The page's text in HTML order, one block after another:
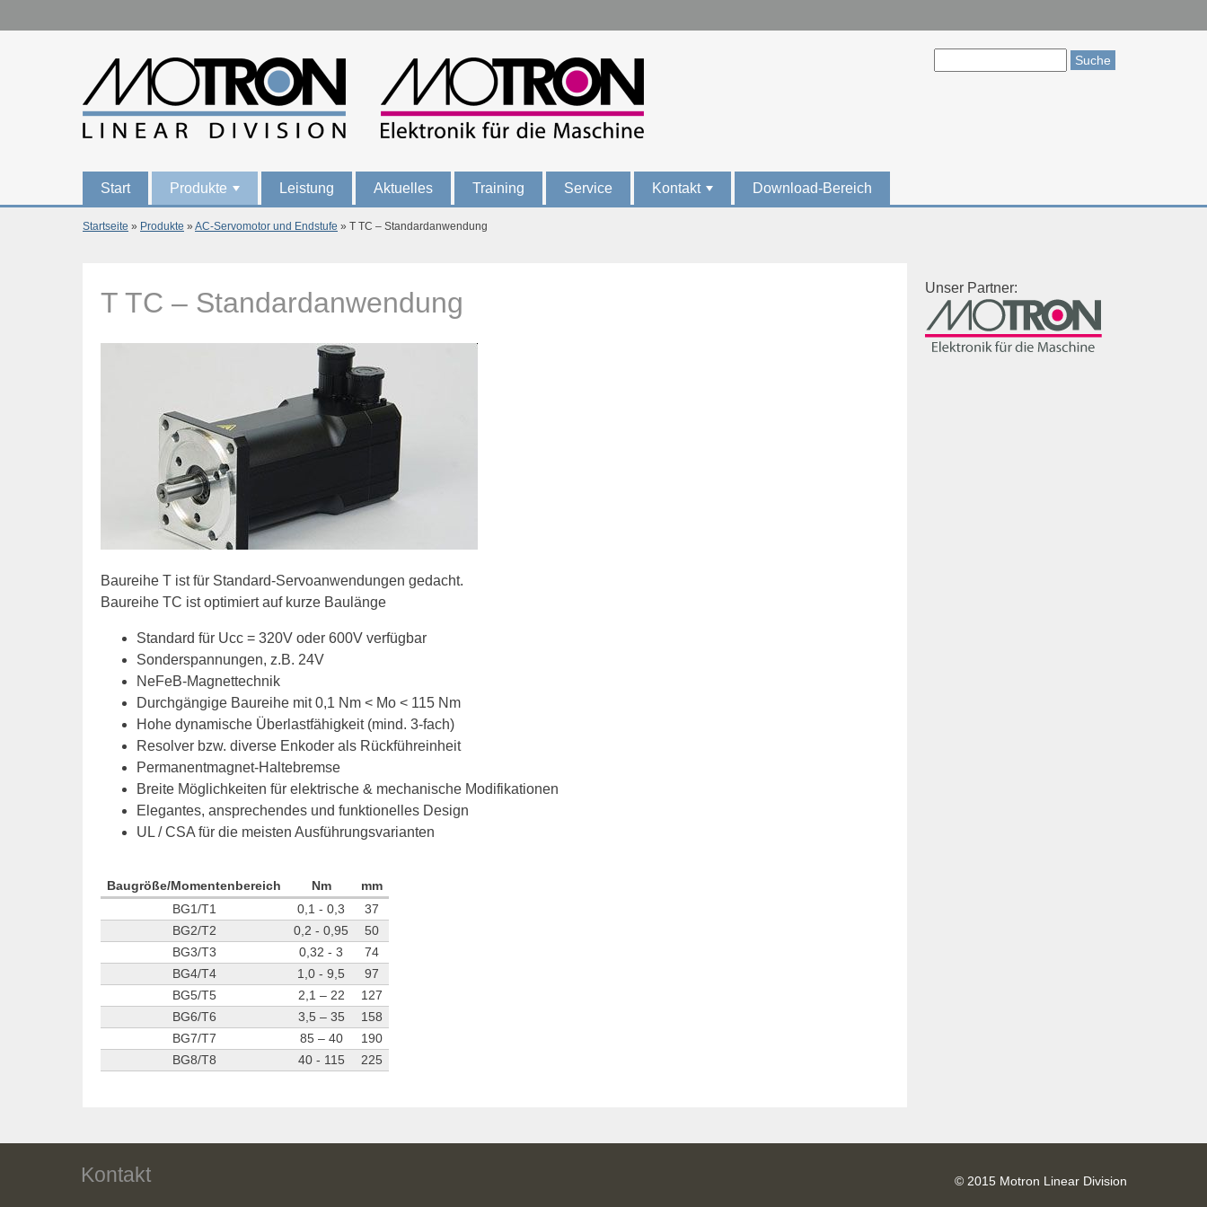
Suchformular
Start
+
Produkte Leistung Aktuelles Training Service
+
Kontakt Download-Bereich
Sie sind hier
Startseite » Produkte » AC-Servomotor und Endstufe » T TC – Standardanwendung
T TC – Standardanwendung
Baureihe T ist für Standard-Servoanwendungen gedacht.
Baureihe TC ist optimiert auf kurze Baulänge
Standard für Ucc = 320V oder 600V verfügbar
Sonderspannungen, z.B. 24V
NeFeB-Magnettechnik
Durchgängige Baureihe mit 0,1 Nm < Mo < 115 Nm
Hohe dynamische Überlastfähigkeit (mind. 3-fach)
Resolver bzw. diverse Enkoder als Rückführeinheit
Permanentmagnet-Haltebremse
Breite Möglichkeiten für elektrische & mechanische Modifikationen
Elegantes, ansprechendes und funktionelles Design
UL / CSA für die meisten Ausführungsvarianten
Baugröße/Momentenbereich Nm
mm
BG1/T1
0,1 - 0,3
37
BG2/T2
0,2 - 0,95
50
BG3/T3
0,32 - 3
74
BG4/T4
1,0 - 9,5
97
BG5/T5
2,1 – 22
127
BG6/T6
3,5 – 35
158
BG7/T7
85 – 40
190
BG8/T8
40 - 115 225
Unser Partner:
Kontakt © 2015 Motron Linear Division